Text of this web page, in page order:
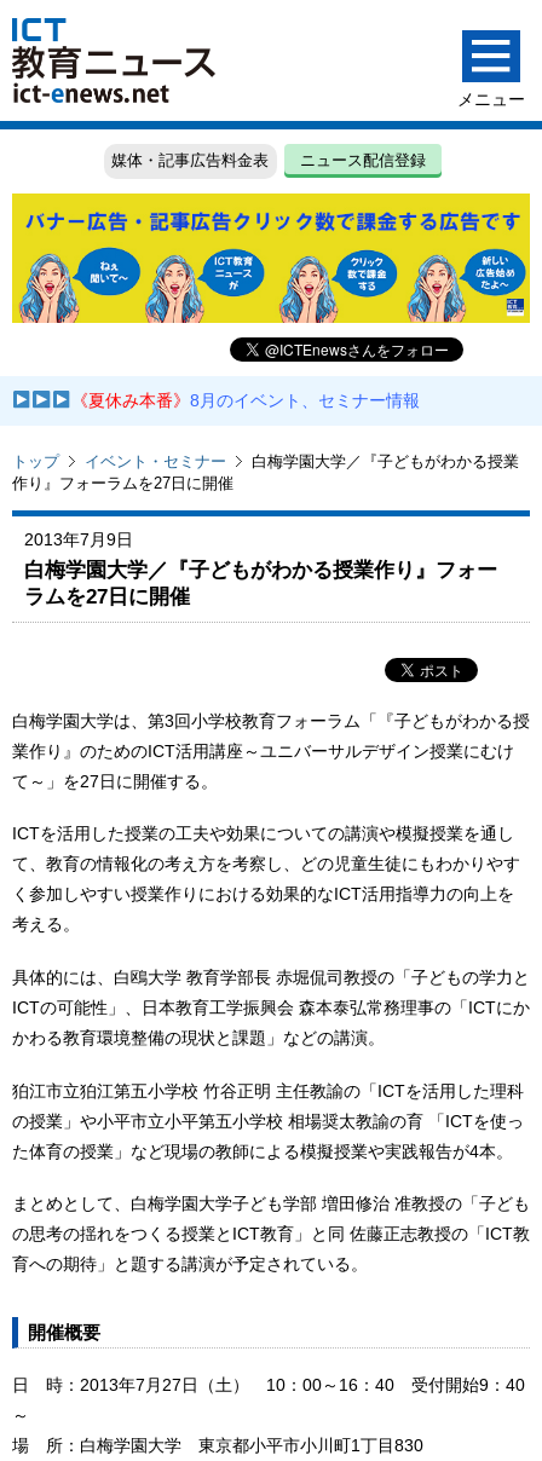
媒体・記事広告料金表 ニュース配信登録
《夏休み本番》8月のイベント、セミナー情報
トップ イベント・セミナー
白梅学園大学／『子どもがわかる授業
作り』フォーラムを27日に開催
2013年7月9日
白梅学園大学／『子どもがわかる授業作り』フォー
ラムを27日に開催
白梅学園大学は、第3回小学校教育フォーラム「『子どもがわかる授
業作り』のためのICT活用講座～ユニバーサルデザイン授業にむけ
て～」を27日に開催する。
ICTを活用した授業の工夫や効果についての講演や模擬授業を通し
て、教育の情報化の考え方を考察し、どの児童生徒にもわかりやす
く参加しやすい授業作りにおける効果的なICT活用指導力の向上を
考える。
具体的には、白鴎大学 教育学部長 赤堀侃司教授の「子どもの学力と
ICTの可能性」、日本教育工学振興会 森本泰弘常務理事の「ICTにか
かわる教育環境整備の現状と課題」などの講演。
狛江市立狛江第五小学校 竹谷正明 主任教諭の「ICTを活用した理科
の授業」や小平市立小平第五小学校 相場奨太教諭の育 「ICTを使っ
た体育の授業」など現場の教師による模擬授業や実践報告が4本。
まとめとして、白梅学園大学子ども学部 増田修治 准教授の「子ども
の思考の揺れをつくる授業とICT教育」と同 佐藤正志教授の「ICT教
育への期待」と題する講演が予定されている。
開催概要
日 時：2013年7月27日（土） 10：00～16：40 受付開始9：40
～
場 所：白梅学園大学 東京都小平市小川町1丁目830